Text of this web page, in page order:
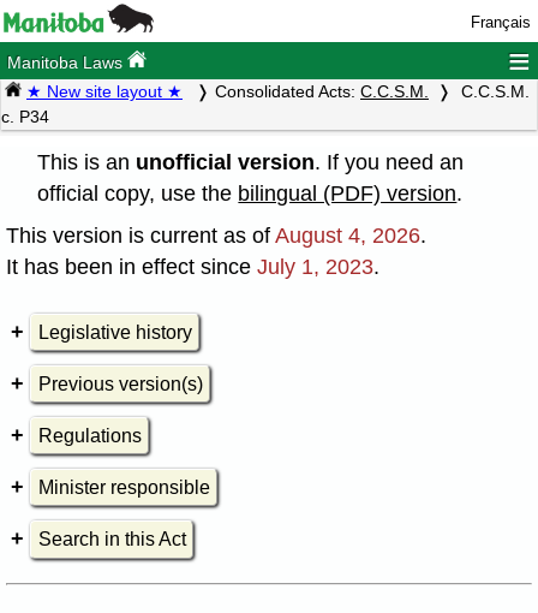
Français
Manitoba Laws ≡
★ New site layout ★ Consolidated Acts: C.C.S.M.
C.C.S.M.
c. P34
This is an unofficial version. If you need an
official copy, use the bilingual (PDF) version.
This version is current as of August 4, 2026.
It has been in effect since July 1, 2023.
Legislative history
Previous version(s)
Regulations
Minister responsible
Search in this Act